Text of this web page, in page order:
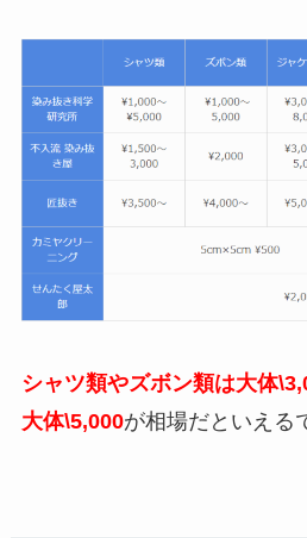
シャツ類やズボン類は大体
大体\5,000が相場だといえる